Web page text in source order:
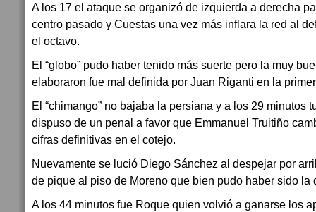
A los 17 el ataque se organizó de izquierda a derecha
centro pasado y Cuestas una vez más inflara la red al
el octavo.
El “globo” pudo haber tenido más suerte pero la muy
elaboraron fue mal definida por Juan Riganti en la
El “chimango” no bajaba la persiana y a los 29 minutos
dispuso de un penal a favor que Emmanuel Truitiño
cifras definitivas en el cotejo.
Nuevamente se lució Diego Sánchez al despejar por
de pique al piso de Moreno que bien pudo haber sido la
A los 44 minutos fue Roque quien volvió a ganarse los